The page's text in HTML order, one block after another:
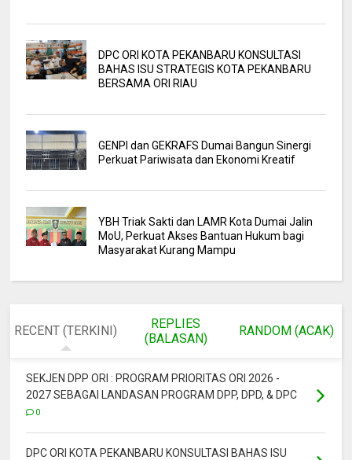
DPC ORI KOTA PEKANBARU KONSULTASI
BAHAS ISU STRATEGIS KOTA PEKANBARU
BERSAMA ORI RIAU
GENPI dan GEKRAFS Dumai Bangun Sinergi
Perkuat Pariwisata dan Ekonomi Kreatif
YBH Triak Sakti dan LAMR Kota Dumai Jalin
MoU, Perkuat Akses Bantuan Hukum bagi
Masyarakat Kurang Mampu
RECENT (TERKINI)
REPLIES
(BALASAN)
RANDOM (ACAK)
SEKJEN DPP ORI : PROGRAM PRIORITAS ORI 2026 -
2027 SEBAGAI LANDASAN PROGRAM DPP, DPD, & DPC
0
DPC ORI KOTA PEKANBARU KONSULTASI BAHAS ISU